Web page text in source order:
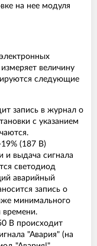
на нее модуля
величину
следующие
запись в журнал о
с указанием
(187 В)
и выдача сигнала
светодиод
аварийный
запись о
минимального
времени.
В происходит
"Авария" (на